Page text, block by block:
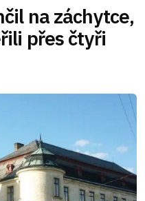
na záchytce,
přes čtyři